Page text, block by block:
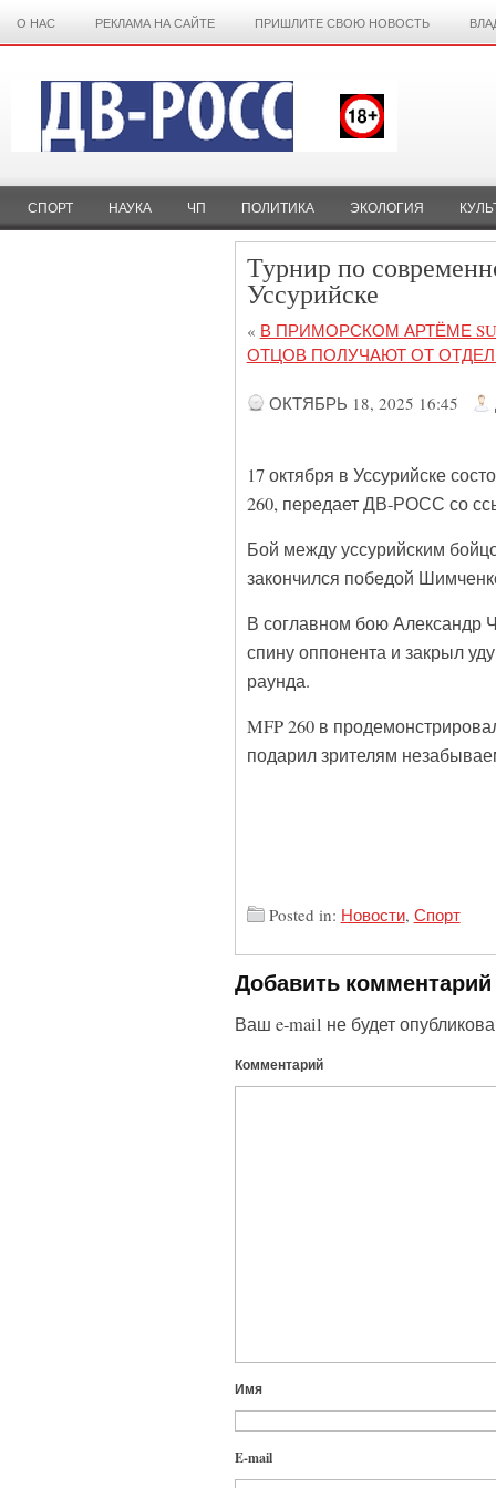
О НАС РЕКЛАМА НА САЙТЕ ПРИШЛИТЕ СВОЮ НОВОСТЬ
СПОРТ НАУКА ЧП ПОЛИТИКА ЭКОЛОГИЯ
Турнир по
Уссурийске
« В ПРИМОРСКОМ АРТЁМЕ
ОТЦОВ ПОЛУЧАЮТ ОТ
ОКТЯБРЬ 18, 2025 16:45
17 октября в Уссурийске
260, передает ДВ-РОСС со
Бой между уссурийским
закончился победой
В соглавном бою Александр
спину оппонента и закрыл
раунда.
MFP 260 в
подарил зрителям
Posted in: Новости, Спорт
Добавить комментарий
Ваш e-mail не будет
Комментарий
Имя
E-mail